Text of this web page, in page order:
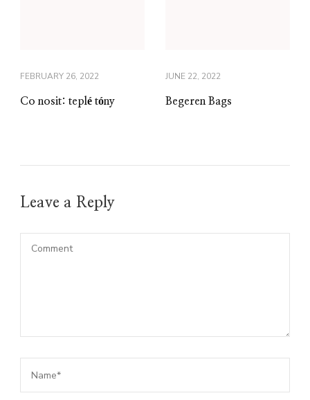
FEBRUARY 26, 2022
Co nosit: teplé tóny
JUNE 22, 2022
Begeren Bags
Leave a Reply